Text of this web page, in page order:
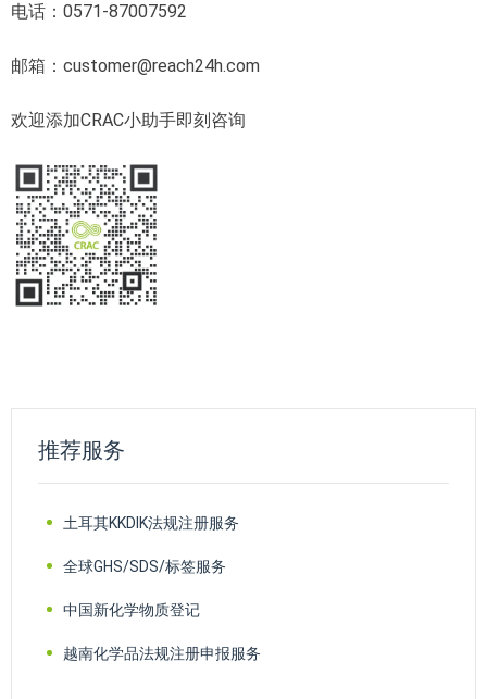
电话：0571-87007592
邮箱：customer@reach24h.com
欢迎添加CRAC小助手即刻咨询
推荐服务
土耳其KKDIK法规注册服务
全球GHS/SDS/标签服务
中国新化学物质登记
越南化学品法规注册申报服务